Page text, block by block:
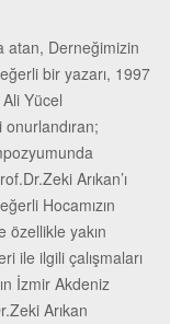
atan, Derneğimizin
bir yazarı, 1997
Yücel
onurlandıran;
Arıkan’ı
Hocamızın
özellikle yakın
ile ilgili çalışmaları
İzmir Akdeniz
Arıkan